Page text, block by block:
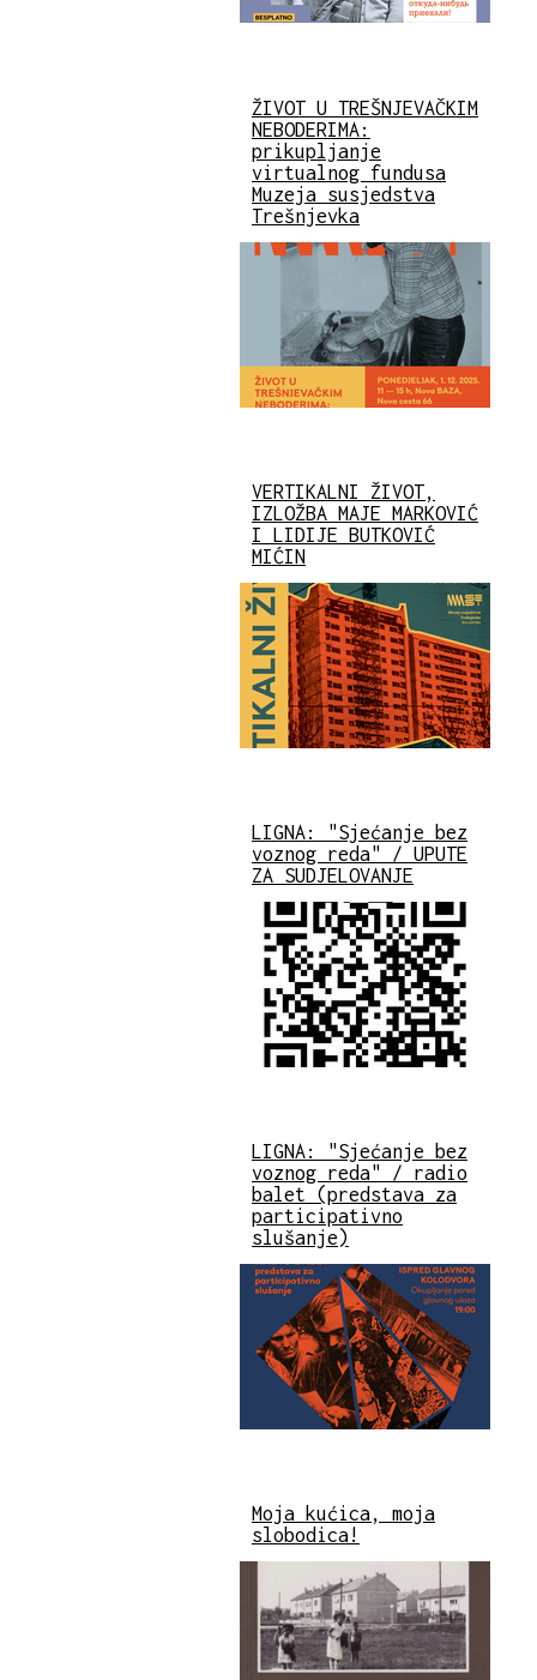
ŽIVOT U TREŠNJEVAČKIM
NEBODERIMA:
prikupljanje
virtualnog fundusa
Muzeja susjedstva
Trešnjevka
VERTIKALNI ŽIVOT,
IZLOŽBA MAJE MARKOVIĆ
I LIDIJE BUTKOVIĆ
MIĆIN
LIGNA: "Sjećanje bez
voznog reda" / UPUTE
ZA SUDJELOVANJE
LIGNA: "Sjećanje bez
voznog reda" / radio
balet (predstava za
participativno
slušanje)
Moja kućica, moja
slobodica!